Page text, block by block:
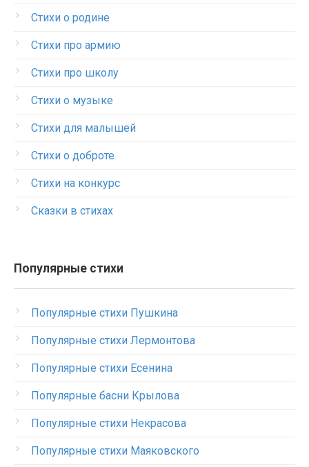
Стихи о родине
Стихи про армию
Стихи про школу
Стихи о музыке
Стихи для малышей
Стихи о доброте
Стихи на конкурс
Сказки в стихах
Популярные стихи
Популярные стихи Пушкина
Популярные стихи Лермонтова
Популярные стихи Есенина
Популярные басни Крылова
Популярные стихи Некрасова
Популярные стихи Маяковского